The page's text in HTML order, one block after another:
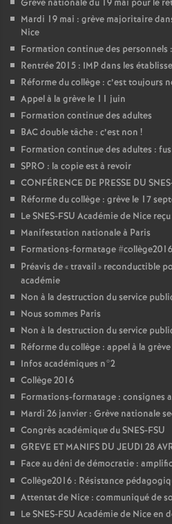
Grève nationale du 19 mai pour le
Mardi 19 mai : grève majoritaire
Nice
Formation continue des personnels
Rentrée 2015 : IMP dans les
Réforme du collège : c’est toujours
Appel à la grève le 11 juin
Formation continue des adultes
BAC double tâche : c’est non !
Formation continue des adultes :
SPRO : la copie est à revoir
CONFÉRENCE DE PRESSE DU
Réforme du collège : grève le 17
Le SNES-FSU Académie de Nice
Manifestation nationale à Paris
Formations-formatage
Préavis de «travail» reconductible
académie
Non à la destruction du service
Nous sommes Paris
Non à la destruction du service
Réforme du collège : appel à la
Infos académiques n°2
Collège 2016
Formations-formatage : consignes
Mardi 26 janvier : Grève nationale
Congrès académique du SNES-FSU
GREVE ET MANIFS DU JEUDI 28
Face au déni de démocratie :
Collège2016 : Résistance
Attentat de Nice : communiqué de
Le SNES-FSU Académie de Nice en